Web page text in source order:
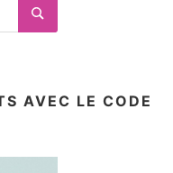
Search
AVEC LE CODE